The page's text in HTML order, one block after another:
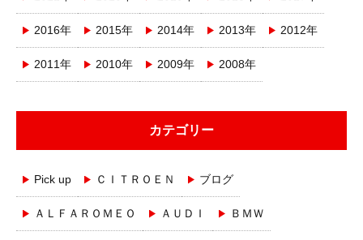
2016年 2015年 2014年 2013年 2012年
2011年 2010年 2009年 2008年
カテゴリー
Pick up ＣＩＴＲＯＥＮ ブログ
ＡＬＦＡＲＯＭＥＯ ＡＵＤＩ ＢＭＷ